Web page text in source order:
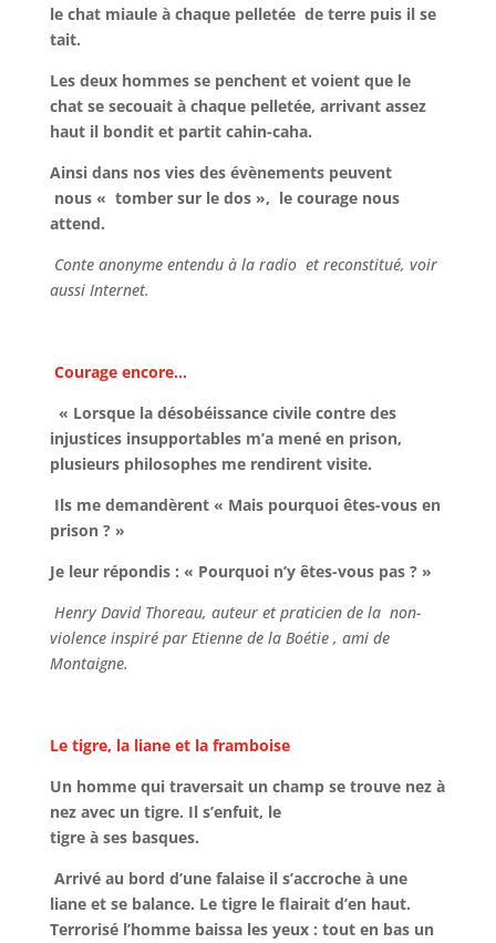
le chat miaule à chaque pelletée de terre puis il se
tait.
Les deux hommes se penchent et voient que le
chat se secouait à chaque pelletée, arrivant assez
haut il bondit et partit cahin-caha.
Ainsi dans nos vies des évènements peuvent
nous « tomber sur le dos », le courage nous
attend.
Conte anonyme entendu à la radio et reconstitué, voir
aussi Internet.
Courage encore…
« Lorsque la désobéissance civile contre des
injustices insupportables m’a mené en prison,
plusieurs philosophes me rendirent visite.
Ils me demandèrent « Mais pourquoi êtes-vous en
prison ? »
Je leur répondis : « Pourquoi n’y êtes-vous pas ? »
Henry David Thoreau, auteur et praticien de la non-
violence inspiré par Etienne de la Boétie , ami de
Montaigne.
Le tigre, la liane et la framboise
Un homme qui traversait un champ se trouve nez à
nez avec un tigre. Il s’enfuit, le
tigre à ses basques.
Arrivé au bord d’une falaise il s’accroche à une
liane et se balance. Le tigre le flairait d’en haut.
Terrorisé l’homme baissa les yeux : tout en bas un